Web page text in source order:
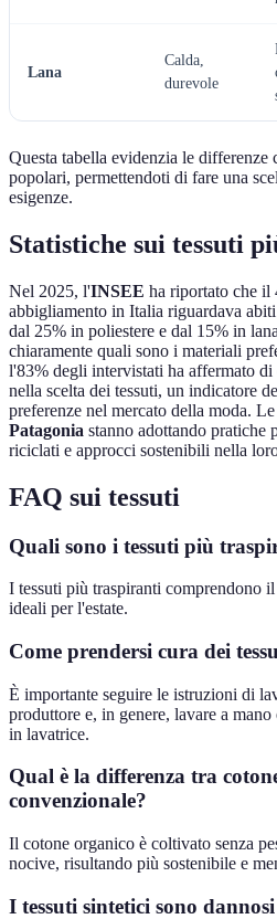
Lana
Calda,
durevole
Questa tabella evidenzia le differenze
popolari, permettendoti di fare una
esigenze.
Statistiche sui tessuti
Nel 2025, l'INSEE ha riportato che il
abbigliamento in Italia riguardava
dal 25% in poliestere e dal 15% in
chiaramente quali sono i materiali
l'83% degli intervistati ha affermato di
nella scelta dei tessuti, un indicatore
preferenze nel mercato della moda.
Patagonia stanno adottando pratiche
riciclati e approcci sostenibili nella
FAQ sui tessuti
Quali sono i tessuti più
I tessuti più traspiranti comprendono
ideali per l'estate.
Come prendersi cura dei
È importante seguire le istruzioni di
produttore e, in genere, lavare a
in lavatrice.
Qual è la differenza tra
convenzionale?
Il cotone organico è coltivato senza
nocive, risultando più sostenibile e
I tessuti sintetici sono